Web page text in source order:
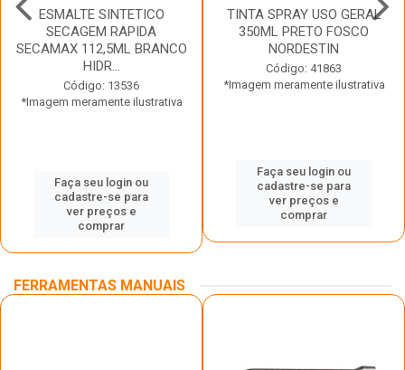
ESMALTE SINTETICO
SECAGEM RAPIDA
SECAMAX 112,5ML BRANCO
HIDR...
Código: 13536
*Imagem meramente ilustrativa
Faça seu login ou
cadastre-se para
ver preços e
comprar
TINTA SPRAY USO GERAL
350ML PRETO FOSCO
NORDESTIN
Código: 41863
*Imagem meramente ilustrativa
Faça seu login ou
cadastre-se para
ver preços e
comprar
FERRAMENTAS MANUAIS